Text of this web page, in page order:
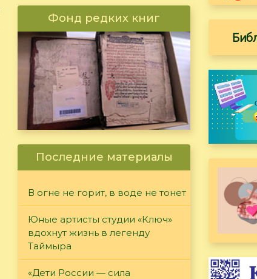
Фонд редких книг
Последние материалы
В огне не горит, в воде не тонет
Юные артисты студии «Ключ»
вдохнут жизнь в легенду
Таймыра
«Дети России — сила